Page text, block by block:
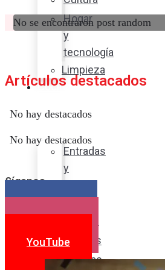
Hogar
y
tecnología
Limpieza
Cocina
sabor
Entradas
y
Postres
Bebidas
No se encontraron post random
Artículos destacados
No hay destacados
No hay destacados
Síganos
YouTube